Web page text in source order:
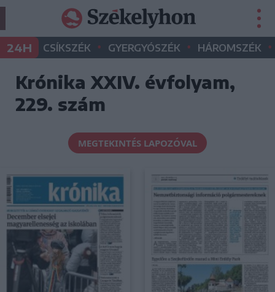
24H CSÍKSZÉK • GYERGYÓSZÉK • HÁROMSZÉK •
Krónika XXIV. évfolyam,
229. szám
MEGTEKINTÉS LAPOZÓVAL